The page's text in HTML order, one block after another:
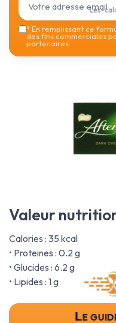
Les-
*En remplissant ce
des fins commerciales
partenaires.
Valeur
Calories : 35 kcal
• Proteines : 0.2 g
• Glucides : 6.2 g
• Lipides : 1 g
Le